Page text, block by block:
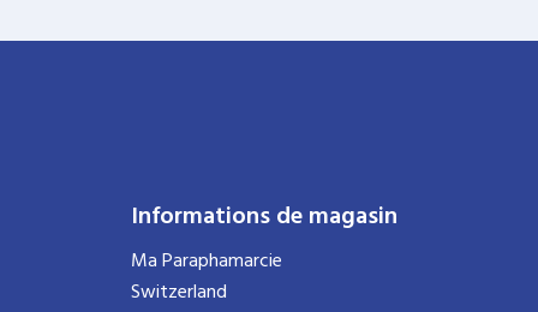
Informations de magasin
Ma Paraphamarcie
Switzerland